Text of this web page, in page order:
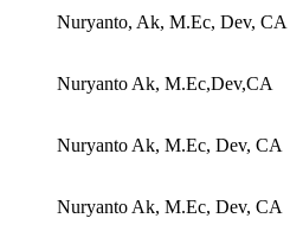
Nuryanto, Ak, M.Ec, Dev, CA
Nuryanto Ak, M.Ec,Dev,CA
Nuryanto Ak, M.Ec, Dev, CA
Nuryanto Ak, M.Ec, Dev, CA